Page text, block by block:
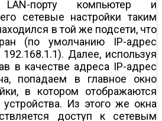
порту компьютер и
сетевые настройки таким
в той же подсети, что
(по умолчанию IP-адрес
Далее, используя
в качестве адреса IP-адрес
попадаем в главное окно
в котором отображаются
Из этого же окна
доступ к сетевым